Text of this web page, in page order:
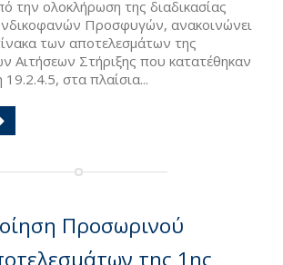
την ολοκλήρωση της διαδικασίας
Προσφυγών, ανακοινώνει
των αποτελεσμάτων της
Αιτήσεων Στήριξης που κατατέθηκαν
στα πλαίσια...
Προσωρινού